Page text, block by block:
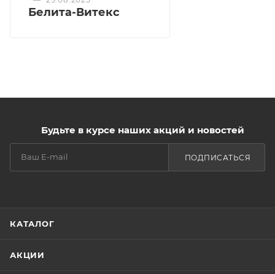
масло сои
Белита-Витекс
Будьте в курсе наших акций и новостей
ПОДПИСАТЬСЯ
КАТАЛОГ
АКЦИИ